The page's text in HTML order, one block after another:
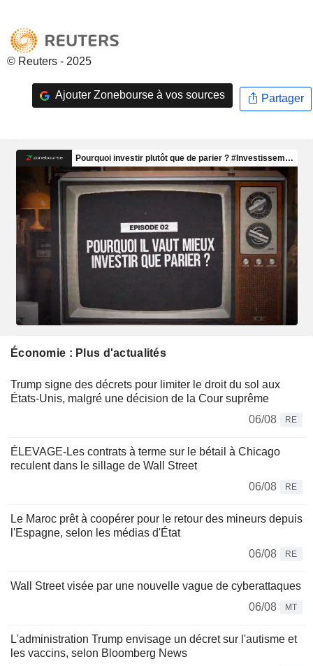
© Reuters - 2025
Ajouter Zonebourse à vos sources Partager
Économie : Plus d'actualités
Trump signe des décrets pour limiter le droit du sol aux
États-Unis, malgré une décision de la Cour suprême
06/08
RE
ÉLEVAGE-Les contrats à terme sur le bétail à Chicago
reculent dans le sillage de Wall Street
06/08
RE
Le Maroc prêt à coopérer pour le retour des mineurs depuis
l'Espagne, selon les médias d'État
06/08
RE
Wall Street visée par une nouvelle vague de cyberattaques
06/08
MT
L'administration Trump envisage un décret sur l'autisme et
les vaccins, selon Bloomberg News